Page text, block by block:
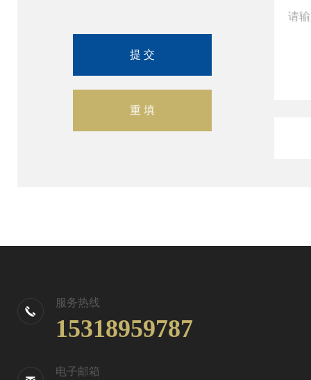
服务热线
15318959787
电子邮箱